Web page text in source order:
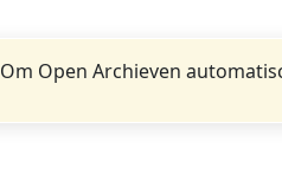
Om Open Archieven